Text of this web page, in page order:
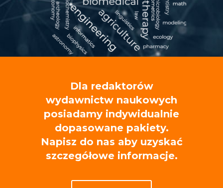
Dla redaktorów
wydawnictw naukowych
posiadamy indywidualnie
dopasowane pakiety.
Napisz do nas aby uzyskać
szczegółowe informacje.